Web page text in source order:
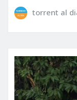
torrent al